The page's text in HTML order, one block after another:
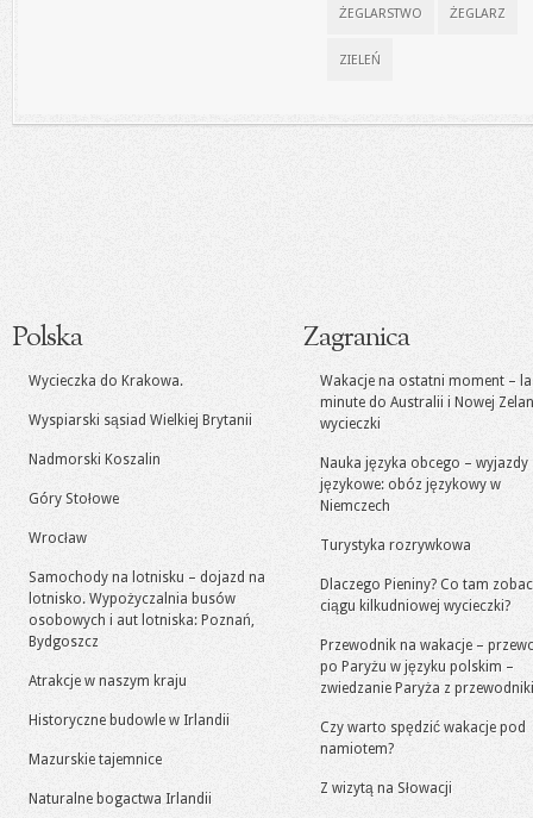
ŻEGLARSTWO ŻEGLARZ
ZIELEŃ
Polska
Wycieczka do Krakowa.
Wyspiarski sąsiad Wielkiej Brytanii
Nadmorski Koszalin
Góry Stołowe
Wrocław
Samochody na lotnisku – dojazd na
lotnisko. Wypożyczalnia busów
osobowych i aut lotniska: Poznań,
Bydgoszcz
Atrakcje w naszym kraju
Historyczne budowle w Irlandii
Mazurskie tajemnice
Naturalne bogactwa Irlandii
Zagranica
Wakacje na ostatni moment –
minute do Australii i Nowej
wycieczki
Nauka języka obcego – wyjazdy
językowe: obóz językowy w
Niemczech
Turystyka rozrywkowa
Dlaczego Pieniny? Co tam
ciągu kilkudniowej wycieczki?
Przewodnik na wakacje –
po Paryżu w języku polskim –
zwiedzanie Paryża z
Czy warto spędzić wakacje pod
namiotem?
Z wizytą na Słowacji